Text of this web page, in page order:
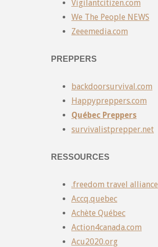
Vigilantcitizen.com
We The People NEWS
Zeeemedia.com
PREPPERS
backdoorsurvival.com
Happypreppers.com
Québec Preppers
survivalistprepper.net
RESSOURCES
.freedom travel alliance
Accq.quebec
Achète Québec
Action4canada.com
Acu2020.org